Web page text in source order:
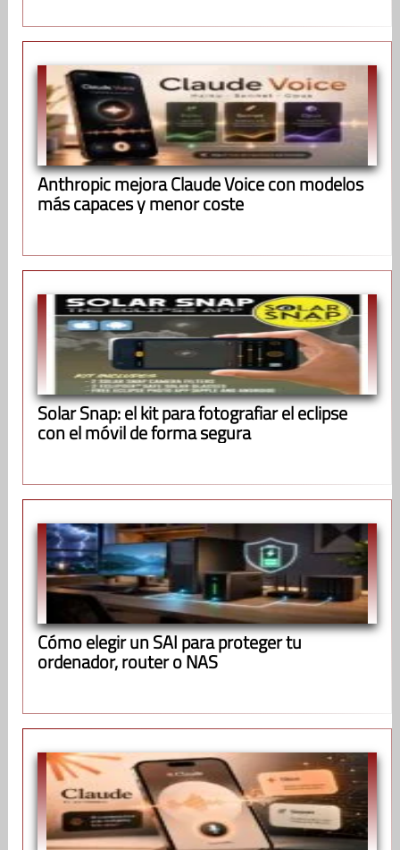
Anthropic mejora Claude Voice con modelos
más capaces y menor coste
Solar Snap: el kit para fotografiar el eclipse
con el móvil de forma segura
Cómo elegir un SAI para proteger tu
ordenador, router o NAS